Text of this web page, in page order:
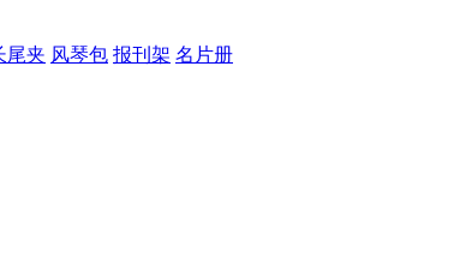
尾夹 风琴包 报刊架 名片册